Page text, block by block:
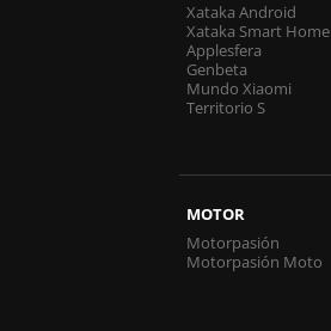
Xataka Android
Xataka Smart Home
Applesfera
Genbeta
Mundo Xiaomi
Territorio S
MOTOR
Motorpasión
Motorpasión Moto